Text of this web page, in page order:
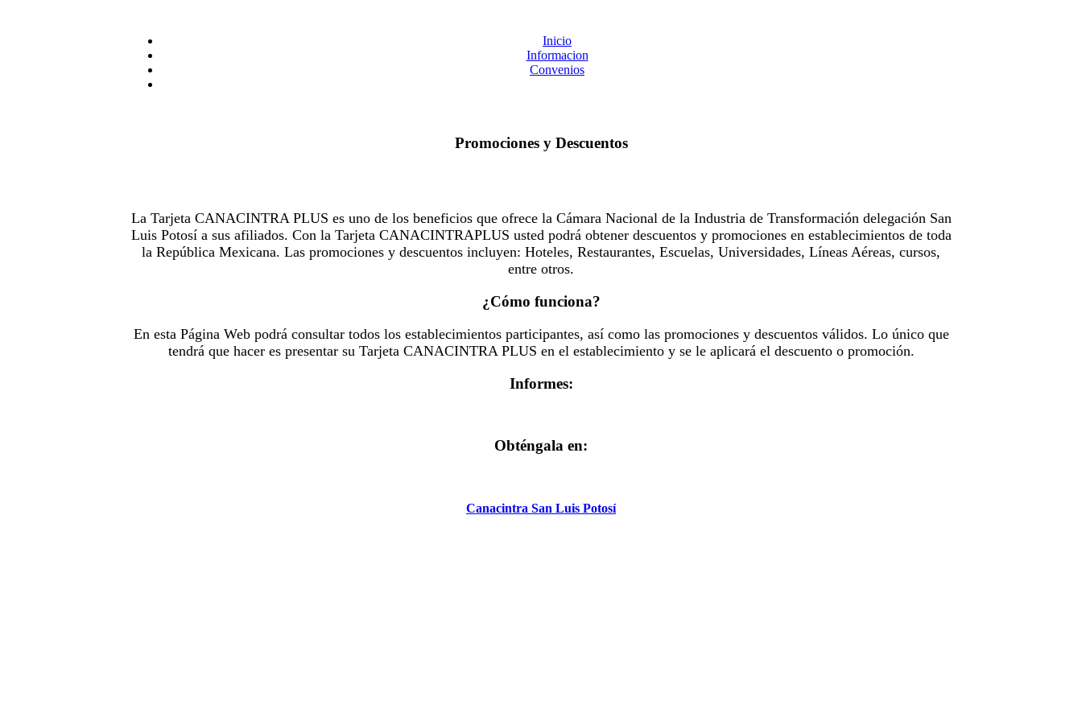
Inicio
Informacion
Convenios
Promociones y Descuentos
La Tarjeta CANACINTRA PLUS es uno de los beneficios que ofrece la Cámara Nacional de la Industria de Transformación delegación San
Luis Potosí a sus afiliados. Con la Tarjeta CANACINTRAPLUS usted podrá obtener descuentos y promociones en establecimientos de toda
la República Mexicana. Las promociones y descuentos incluyen: Hoteles, Restaurantes, Escuelas, Universidades, Líneas Aéreas, cursos,
entre otros.
¿Cómo funciona?
En esta Página Web podrá consultar todos los establecimientos participantes, así como las promociones y descuentos válidos. Lo único que
tendrá que hacer es presentar su Tarjeta CANACINTRA PLUS en el establecimiento y se le aplicará el descuento o promoción.
Informes:
Obténgala en:
Canacintra San Luis Potosí